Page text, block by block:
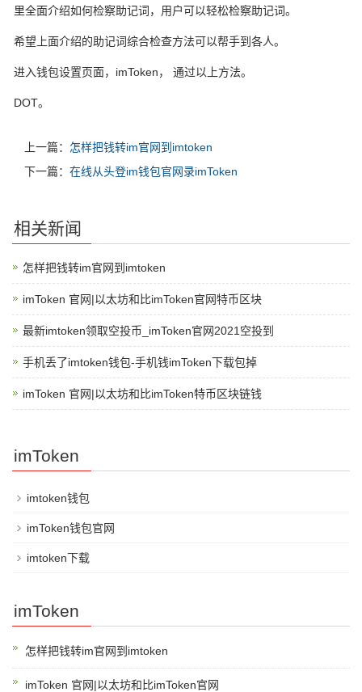
里全面介绍如何检察助记词，用户可以轻松检察助记词。
希望上面介绍的助记词综合检查方法可以帮手到各人。
进入钱包设置页面，imToken， 通过以上方法。
DOT。
上一篇： 怎样把钱转im官网到imtoken
下一篇： 在线从头登im钱包官网录imToken
相关新闻
怎样把钱转im官网到imtoken
imToken 官网|以太坊和比imToken官网特币区块
最新imtoken领取空投币_imToken官网2021空投到
手机丢了imtoken钱包-手机钱imToken下载包掉
imToken 官网|以太坊和比imToken特币区块链钱
imToken
imtoken钱包
imToken钱包官网
imtoken下载
imToken
怎样把钱转im官网到imtoken
imToken 官网|以太坊和比imToken官网